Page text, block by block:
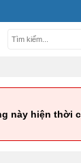
này hiện thời